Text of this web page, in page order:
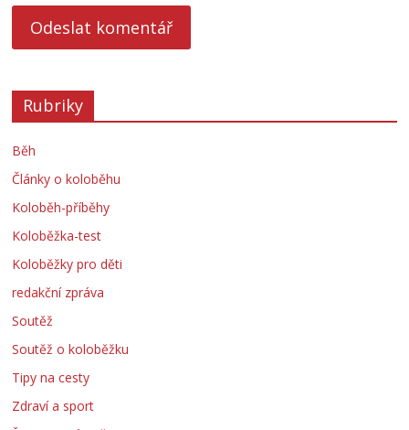
Rubriky
Běh
Články o koloběhu
Koloběh-příběhy
Koloběžka-test
Koloběžky pro děti
redakční zpráva
Soutěž
Soutěž o koloběžku
Tipy na cesty
Zdraví a sport